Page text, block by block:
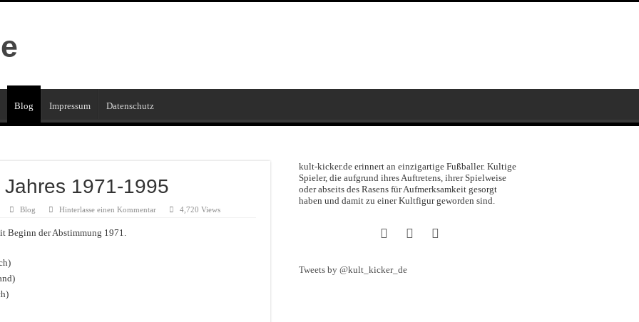
Blog Impressum Datenschutz
1971-1995
Blog Hinterlasse einen Kommentar 4,720 Views
Beginn der Abstimmung 1971.
kult-kicker.de erinnert an einzigartige Fußballer. Kultige
Spieler, die aufgrund ihres Auftretens, ihrer Spielweise
oder abseits des Rasens für Aufmerksamkeit gesorgt
haben und damit zu einer Kultfigur geworden sind.
Tweets by @kult_kicker_de